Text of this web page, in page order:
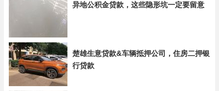
异地公积金贷款，这些隐形坑一定要留意
楚雄生意贷款&车辆抵押公司，住房二押银
行贷款